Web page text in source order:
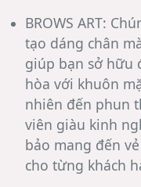
BROWS ART:
tạo dáng chân
giúp bạn sở hữu
hòa với khuôn
nhiên đến phun
viên giàu kinh
bảo mang đến
cho từng khách